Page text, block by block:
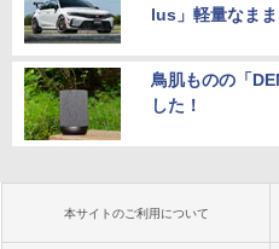
lus」軽量なま
鳥肌ものの「
した！
本サイトのご利用について